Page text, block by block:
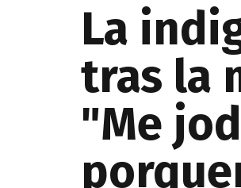
La
tras la
"Me